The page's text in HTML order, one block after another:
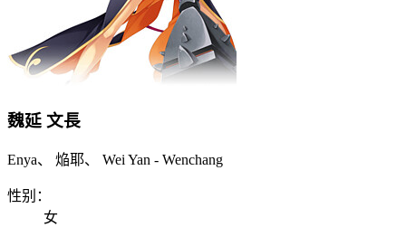
魏延 文長
Enya、 焔耶、 Wei Yan - Wenchang
性别：
女